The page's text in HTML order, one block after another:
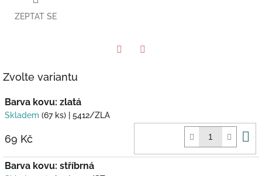
ZEPTAT SE
Zvolte variantu
Barva kovu: zlatá
Skladem (67 ks) | 5412/ZLA
69 Kč
Barva kovu: stříbrná